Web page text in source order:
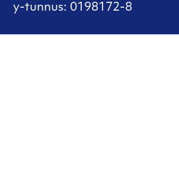
y-tunnus: 0198172-8